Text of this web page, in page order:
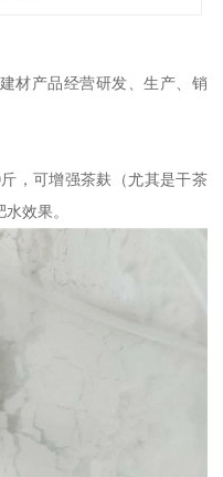
材产品经营研发、生产、销
，可增强茶麸（尤其是干茶
效果。